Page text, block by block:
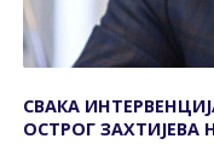
СВАКА
ОСТРОГ ЗАХТИЈЕВА